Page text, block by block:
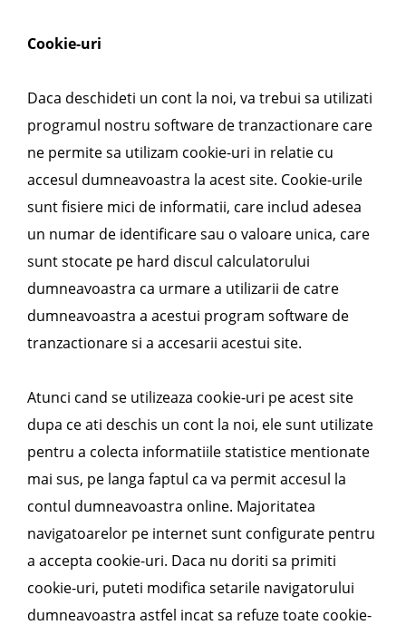
Cookie-uri
Daca deschideti un cont la noi, va trebui sa utilizati
programul nostru software de tranzactionare care
ne permite sa utilizam cookie-uri in relatie cu
accesul dumneavoastra la acest site. Cookie-urile
sunt fisiere mici de informatii, care includ adesea
un numar de identificare sau o valoare unica, care
sunt stocate pe hard discul calculatorului
dumneavoastra ca urmare a utilizarii de catre
dumneavoastra a acestui program software de
tranzactionare si a accesarii acestui site.
Atunci cand se utilizeaza cookie-uri pe acest site
dupa ce ati deschis un cont la noi, ele sunt utilizate
pentru a colecta informatiile statistice mentionate
mai sus, pe langa faptul ca va permit accesul la
contul dumneavoastra online. Majoritatea
navigatoarelor pe internet sunt configurate pentru
a accepta cookie-uri. Daca nu doriti sa primiti
cookie-uri, puteti modifica setarile navigatorului
dumneavoastra astfel incat sa refuze toate cookie-